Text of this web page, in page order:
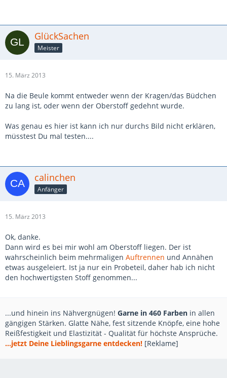
GlückSachen
Meister
15. März 2013
Na die Beule kommt entweder wenn der Kragen/das Büdchen
zu lang ist, oder wenn der Oberstoff gedehnt wurde.
Was genau es hier ist kann ich nur durchs Bild nicht erklären,
müsstest Du mal testen....
calinchen
Anfänger
15. März 2013
Ok, danke.
Dann wird es bei mir wohl am Oberstoff liegen. Der ist
wahrscheinlich beim mehrmaligen Auftrennen und Annähen
etwas ausgeleiert. Ist ja nur ein Probeteil, daher hab ich nicht
den hochwertigsten Stoff genommen...
...und hinein ins Nähvergnügen! Garne in 460 Farben in allen
gängigen Stärken. Glatte Nähe, fest sitzende Knöpfe, eine hohe
Reißfestigkeit und Elastizität - Qualität für höchste Ansprüche.
...jetzt Deine Lieblingsgarne entdecken! [Reklame]